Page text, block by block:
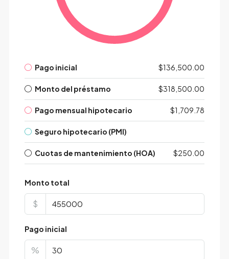
Pago inicial $136,500.00
Monto del préstamo $318,500.00
Pago mensual hipotecario $1,709.78
Seguro hipotecario (PMI)
Cuotas de mantenimiento (HOA) $250.00
Monto total
$
Pago inicial
%